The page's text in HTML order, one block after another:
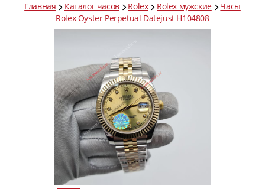
Главная Каталог часов Rolex Rolex мужские
Часы
Rolex Oyster Perpetual Datejust H104808